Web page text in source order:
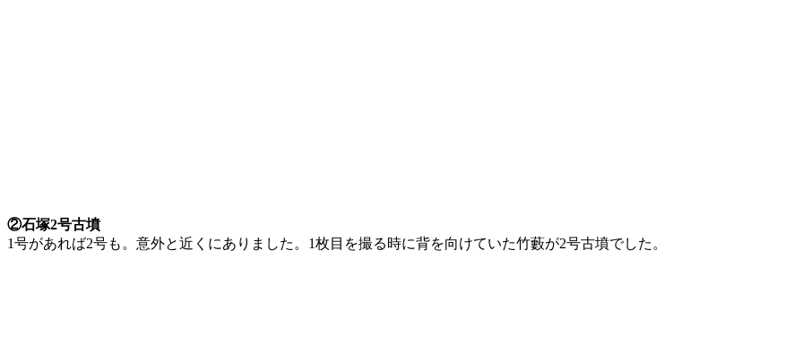
②石塚2号古墳
1号があれば2号も。意外と近くにありました。1枚目を撮る時に背を向けていた竹藪が2号古墳でした。